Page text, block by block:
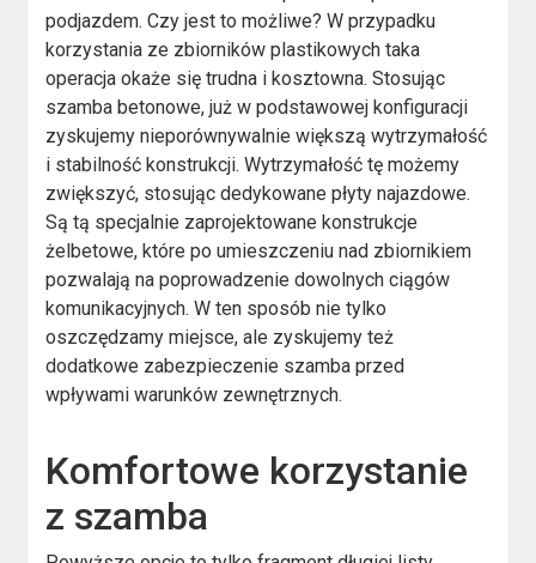
podjazdem. Czy jest to możliwe? W przypadku
korzystania ze zbiorników plastikowych taka
operacja okaże się trudna i kosztowna. Stosując
szamba betonowe, już w podstawowej konfiguracji
zyskujemy nieporównywalnie większą wytrzymałość
i stabilność konstrukcji. Wytrzymałość tę możemy
zwiększyć, stosując dedykowane płyty najazdowe.
Są tą specjalnie zaprojektowane konstrukcje
żelbetowe, które po umieszczeniu nad zbiornikiem
pozwalają na poprowadzenie dowolnych ciągów
komunikacyjnych. W ten sposób nie tylko
oszczędzamy miejsce, ale zyskujemy też
dodatkowe zabezpieczenie szamba przed
wpływami warunków zewnętrznych.
Komfortowe korzystanie
z szamba